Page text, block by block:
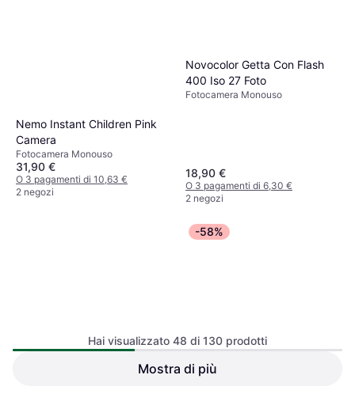
Nemo Instant Children Pink
Camera
Fotocamera Monouso
31,90 €
O 3 pagamenti di 10,63 €
2 negozi
Novocolor Getta Con Flash
400 Iso 27 Foto
Fotocamera Monouso
18,90 €
O 3 pagamenti di 6,30 €
2 negozi
Ilford Sprite 35-II Blue
-58%
Fujifilm QuickSnap 400 2
Hai visualizzato 48 di 130 prodotti
Mostra di più